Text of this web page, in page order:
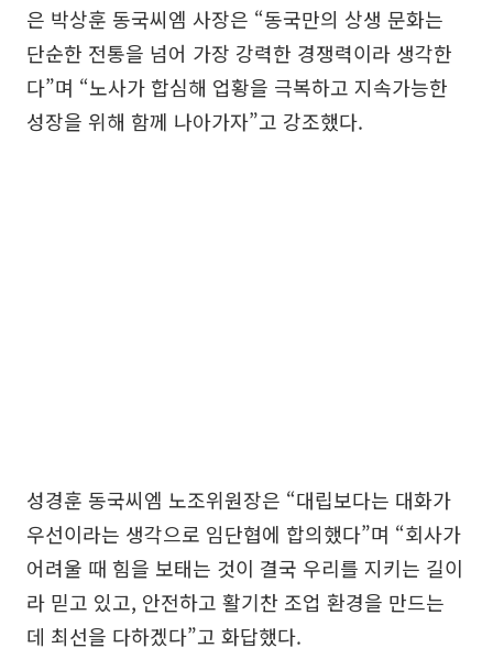
은 박상훈 동국씨엠 사장은 “동국만의 상생 문화는
단순한 전통을 넘어 가장 강력한 경쟁력이라 생각한
다”며 “노사가 합심해 업황을 극복하고 지속가능한
성장을 위해 함께 나아가자”고 강조했다.
성경훈 동국씨엠 노조위원장은 “대립보다는 대화가
우선이라는 생각으로 임단협에 합의했다”며 “회사가
어려울 때 힘을 보태는 것이 결국 우리를 지키는 길이
라 믿고 있고, 안전하고 활기찬 조업 환경을 만드는
데 최선을 다하겠다”고 화답했다.